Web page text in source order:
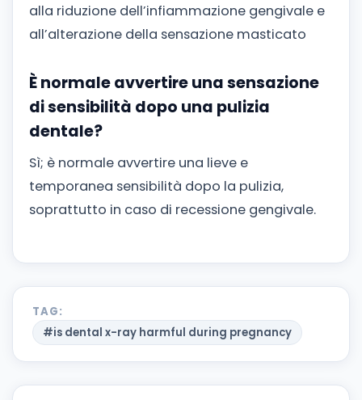
alla riduzione dell’infiammazione gengivale e
all’alterazione della sensazione masticato
È normale avvertire una sensazione
di sensibilità dopo una pulizia
dentale?
Sì; è normale avvertire una lieve e
temporanea sensibilità dopo la pulizia,
soprattutto in caso di recessione gengivale.
TAG:
#is dental x-ray harmful during pregnancy